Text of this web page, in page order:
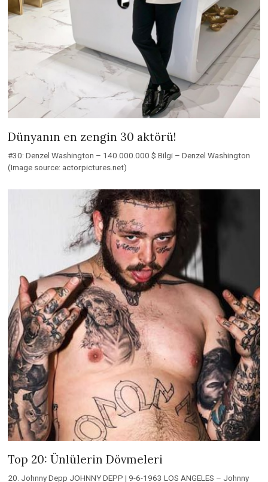
Dünyanın en zengin 30 aktörü!
#30: Denzel Washington – 140.000.000 $ Bilgi – Denzel Washington
(Image source: actorpictures.net)
Top 20: Ünlülerin Dövmeleri
20. Johnny Depp JOHNNY DEPP | 9-6-1963 LOS ANGELES – Johnny